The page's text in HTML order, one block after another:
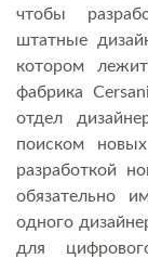
чтобы
штатные
котором
фабрика
отдел
поиском
разработкой
обязательно
одного
для